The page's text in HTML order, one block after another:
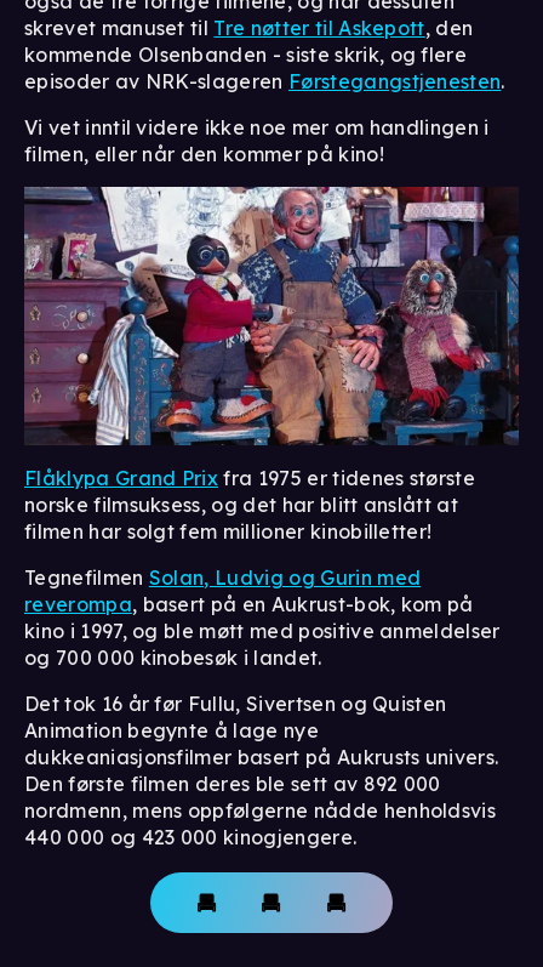
skrevet manuset til Tre nøtter til Askepott, den
kommende Olsenbanden - siste skrik, og flere
episoder av NRK-slageren Førstegangstjenesten.
Vi vet inntil videre ikke noe mer om handlingen i
filmen, eller når den kommer på kino!
Flåklypa Grand Prix fra 1975 er tidenes største
norske filmsuksess, og det har blitt anslått at
filmen har solgt fem millioner kinobilletter!
Tegnefilmen Solan, Ludvig og Gurin med
reverompa, basert på en Aukrust-bok, kom på
kino i 1997, og ble møtt med positive anmeldelser
og 700 000 kinobesøk i landet.
Det tok 16 år før Fullu, Sivertsen og Quisten
Animation begynte å lage nye
dukkeaniasjonsfilmer basert på Aukrusts univers.
Den første filmen deres ble sett av 892 000
nordmenn, mens oppfølgerne nådde henholdsvis
440 000 og 423 000 kinogjengere.